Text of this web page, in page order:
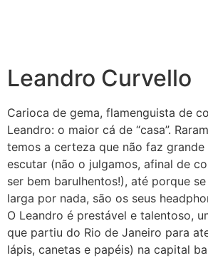
Leandro Curvello
Carioca de gema, flamenguista de
Leandro: o maior cá de “casa”.
temos a certeza que não faz
escutar (não o julgamos, afinal de
ser bem barulhentos!), até porque
larga por nada, são os seus
O Leandro é prestável e talentoso,
que partiu do Rio de Janeiro para
lápis, canetas e papéis) na capital